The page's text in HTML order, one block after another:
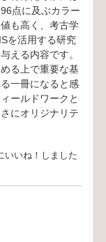
点に及ぶカラー
も高く、考古学
を活用する研究
える内容です。
る上で重要な基
一冊になると感
ールドワークと
にオリジナリテ
いいね！しました